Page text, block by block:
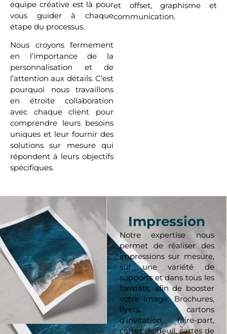
équipe créative est là pour
vous guider à chaque
étape du processus.
Nous croyons fermement
en l’importance de la
personnalisation et de
l’attention aux détails. C’est
pourquoi nous travaillons
en étroite collaboration
avec chaque client pour
comprendre leurs besoins
uniques et leur fournir des
solutions sur mesure qui
répondent à leurs objectifs
spécifiques.
et offset, graphisme et
communication.
Impression
Notre expertise nous
permet de réaliser des
impressions sur mesure,
sur une variété de
supports et dans tous les
formats, afin de booster
votre image. Brochures,
flyers, cartons
d’invitation, faire-part,
cartes de deuil, cartes de